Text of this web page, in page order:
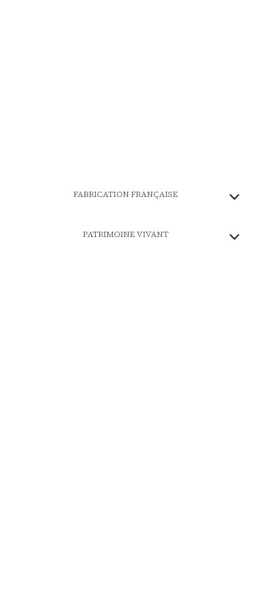
FABRICATION FRANÇAISE
PATRIMOINE VIVANT